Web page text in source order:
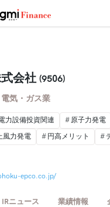
会社 (9506)
電気・ガス業
力設備投資関連 原子力発電
風力発電
円高メリット
epco.co.jp/
IRニュース 業績情報